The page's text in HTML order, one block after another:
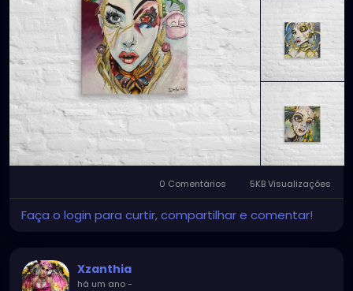
0 Comentários 5KB Visualizações
Faça o login para curtir, compartilhar e comentar!
Xzanthia
há um ano-